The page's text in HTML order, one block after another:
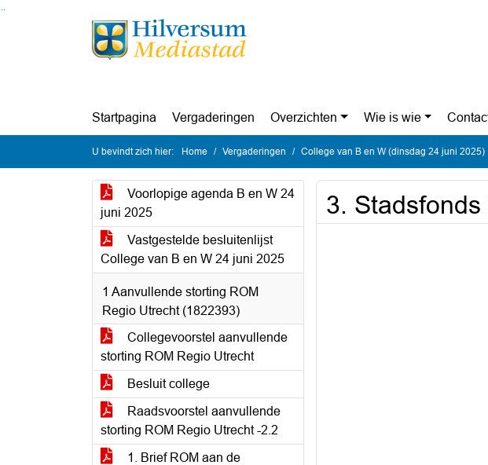
Ga naar de inhoud van deze pagina
Ga naar het zoeken
Ga naar het menu
Startpagina Vergaderingen Overzichten Wie is wie
U bevindt zich hier: Home Vergaderingen College van B en W (dinsdag 24 juni 2025)
Voorlopige agenda B en W 24
juni 2025
Vastgestelde besluitenlijst
College van B en W 24 juni 2025
1 Aanvullende storting ROM
Regio Utrecht (1822393)
Collegevoorstel aanvullende
storting ROM Regio Utrecht
Besluit college
Raadsvoorstel aanvullende
storting ROM Regio Utrecht -2.2
1. Brief ROM aan de
3.